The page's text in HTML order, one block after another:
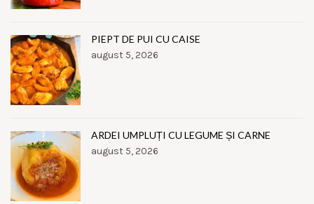
PIEPT DE PUI CU CAISE
august 5, 2026
ARDEI UMPLUȚI CU LEGUME ȘI CARNE
august 5, 2026